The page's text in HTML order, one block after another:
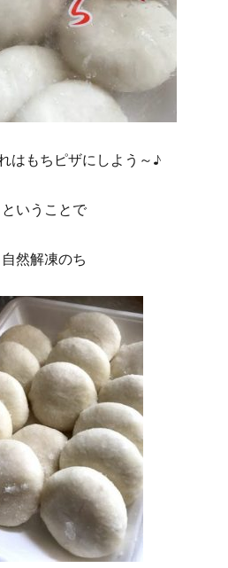
はもちピザにしよう～♪
ということで
自然解凍のち